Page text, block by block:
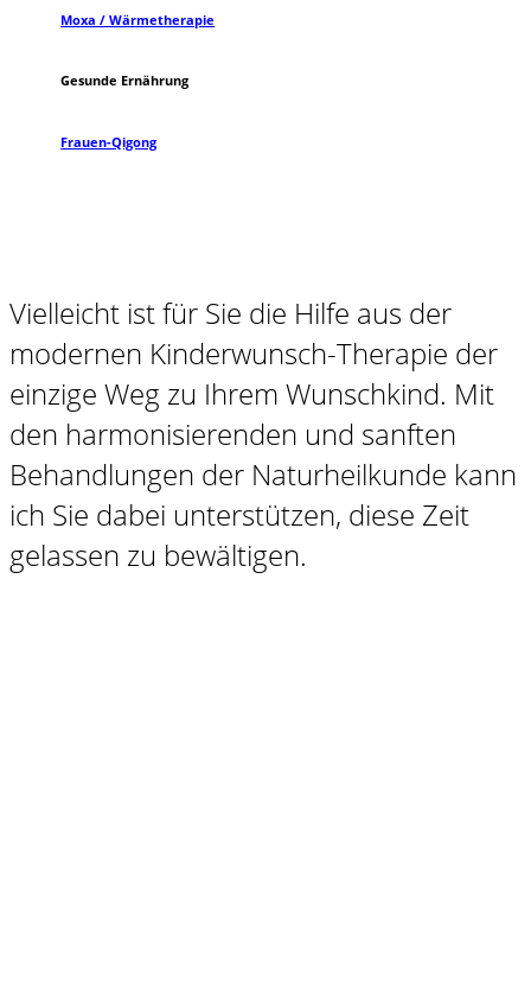
Moxa / Wärmetherapie
Gesunde Ernährung
Frauen-Qigong
Vielleicht ist für Sie die Hilfe aus der
modernen Kinderwunsch-Therapie der
einzige Weg zu Ihrem Wunschkind. Mit
den harmonisierenden und sanften
Behandlungen der Naturheilkunde kann
ich Sie dabei unterstützen, diese Zeit
gelassen zu bewältigen.